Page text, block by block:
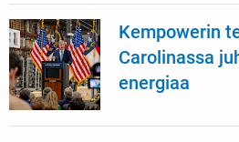
Kempowerin
Carolinassa
energiaa